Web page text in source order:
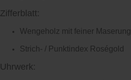
Zifferblatt:
Wengeholz mit feiner Maserung
Strich- / Punktindex Roségold
Uhrwerk: